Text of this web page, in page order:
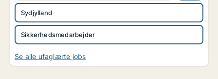
Sikkerhedsmedarbejder
Sydjylland
Se alle ufaglærte jobs